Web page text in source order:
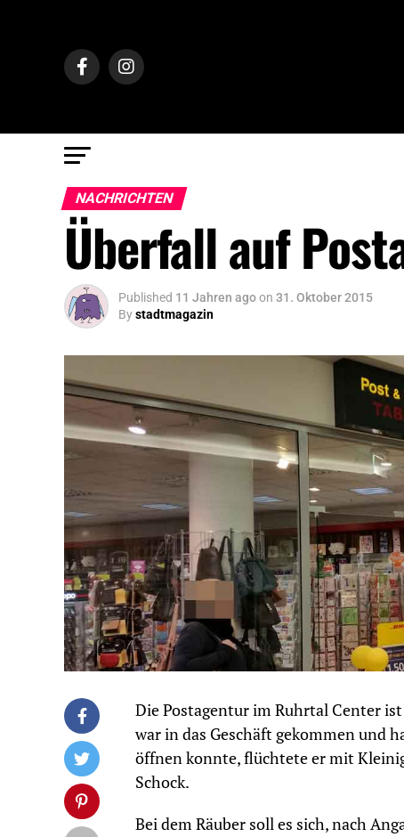
NACHRICHTEN
Überfall auf
Published 11 Jahren agoon 31. Oktober 2015
Bystadtmagazin
Die Postagentur im Ruhrtal Center
war in das Geschäft gekommen und
öffnen konnte, flüchtete er mit
Schock.
Bei dem Räuber soll es sich, nach